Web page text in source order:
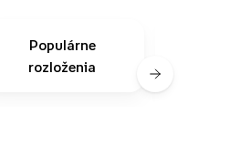
Populárne
rozloženia